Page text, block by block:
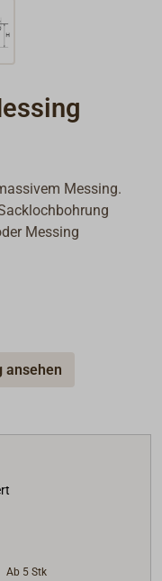
Messing.
Messing
ansehen
Ab 5 Stk